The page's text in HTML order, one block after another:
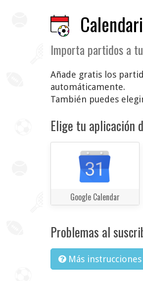
Importa partidos a
Añade gratis los
automáticamente.
También puedes
Elige tu aplicación
Google Calendar
Problemas al
Más instrucciones